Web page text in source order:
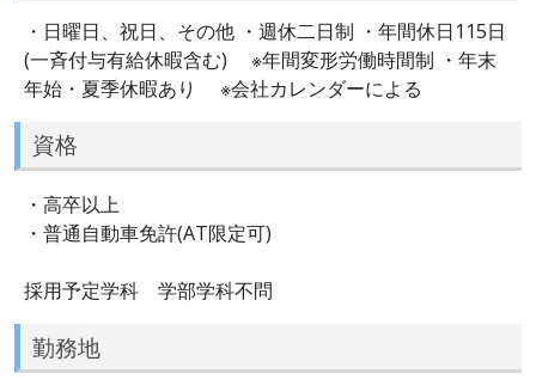
・日曜日、祝日、その他 ・週休二日制 ・年間休日115日
(一斉付与有給休暇含む) ※年間変形労働時間制 ・年末
年始・夏季休暇あり ※会社カレンダーによる
資格
・高卒以上
・普通自動車免許(AT限定可)
採用予定学科 学部学科不問
勤務地